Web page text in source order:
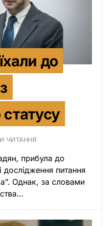
до
статусу
ЧИТАННЯ
прибула до
питання
Однак, за словами